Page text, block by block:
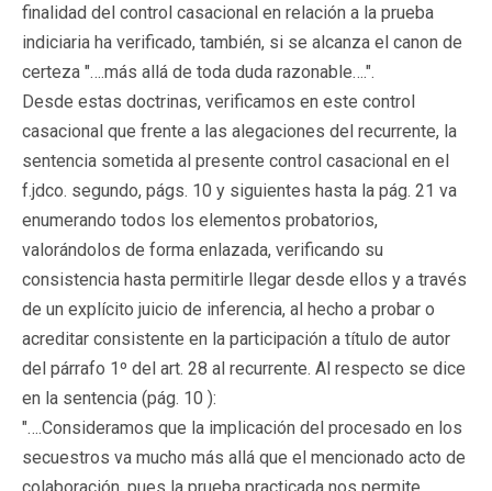
finalidad del control casacional en relación a la prueba
indiciaria ha verificado, también, si se alcanza el canon de
certeza "….más allá de toda duda razonable….".
Desde estas doctrinas, verificamos en este control
casacional que frente a las alegaciones del recurrente, la
sentencia sometida al presente control casacional en el
f.jdco. segundo, págs. 10 y siguientes hasta la pág. 21 va
enumerando todos los elementos probatorios,
valorándolos de forma enlazada, verificando su
consistencia hasta permitirle llegar desde ellos y a través
de un explícito juicio de inferencia, al hecho a probar o
acreditar consistente en la participación a título de autor
del párrafo 1º del art. 28 al recurrente. Al respecto se dice
en la sentencia (pág. 10 ):
"….Consideramos que la implicación del procesado en los
secuestros va mucho más allá que el mencionado acto de